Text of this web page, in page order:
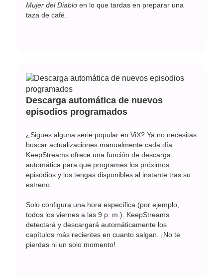
Mujer del Diablo en lo que tardas en preparar una
taza de café.
Descarga automática de nuevos
episodios programados
¿Sigues alguna serie popular en ViX? Ya no necesitas
buscar actualizaciones manualmente cada día.
KeepStreams ofrece una función de descarga
automática para que programes los próximos
episodios y los tengas disponibles al instante tras su
estreno.
Solo configura una hora específica (por ejemplo,
todos los viernes a las 9 p. m.). KeepStreams
detectará y descargará automáticamente los
capítulos más recientes en cuanto salgan. ¡No te
pierdas ni un solo momento!